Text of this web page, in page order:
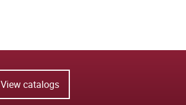
View catalogs